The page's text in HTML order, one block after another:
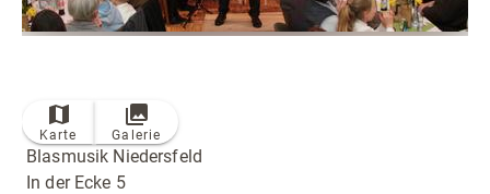
Karte Galerie
Blasmusik Niedersfeld
In der Ecke 5